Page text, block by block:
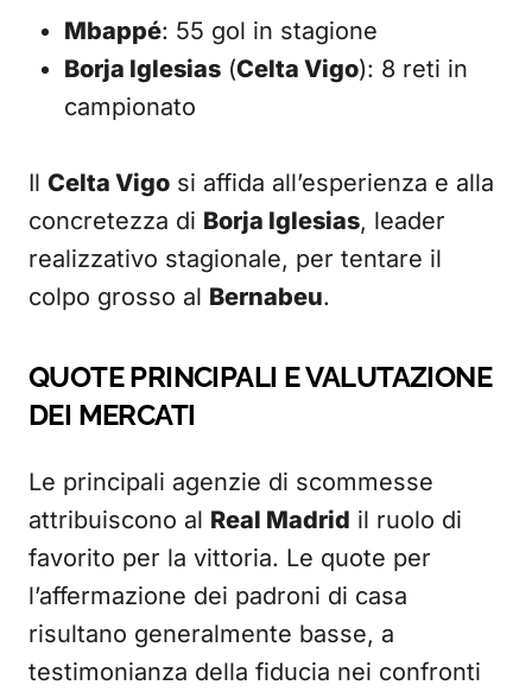
Mbappé: 55 gol in stagione
Borja Iglesias (Celta Vigo): 8 reti in
campionato
Il Celta Vigo si affida all’esperienza e alla
concretezza di Borja Iglesias, leader
realizzativo stagionale, per tentare il
colpo grosso al Bernabeu.
QUOTE PRINCIPALI E VALUTAZIONE
DEI MERCATI
Le principali agenzie di scommesse
attribuiscono al Real Madrid il ruolo di
favorito per la vittoria. Le quote per
l’affermazione dei padroni di casa
risultano generalmente basse, a
testimonianza della fiducia nei confronti